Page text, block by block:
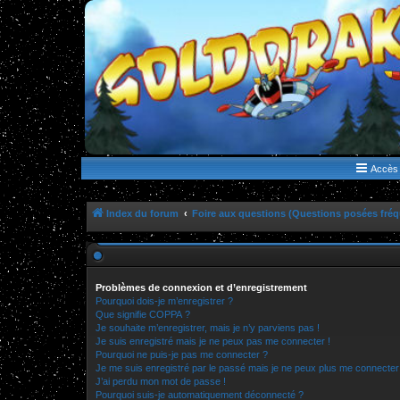
WWW.GOLDORAKGO.COM
le site de la Lune Rouge
Accès
Index du forum Foire aux questions (Questions posées
Problèmes de connexion et d’enregistrement
Pourquoi dois-je m’enregistrer ?
Que signifie COPPA ?
Je souhaite m’enregistrer, mais je n’y parviens pas !
Je suis enregistré mais je ne peux pas me connecter !
Pourquoi ne puis-je pas me connecter ?
Je me suis enregistré par le passé mais je ne peux plus me connecter
J’ai perdu mon mot de passe !
Pourquoi suis-je automatiquement déconnecté ?